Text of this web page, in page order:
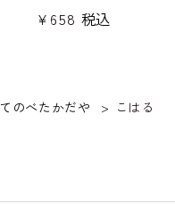
¥ 658 税込
てのべたかだや こはる